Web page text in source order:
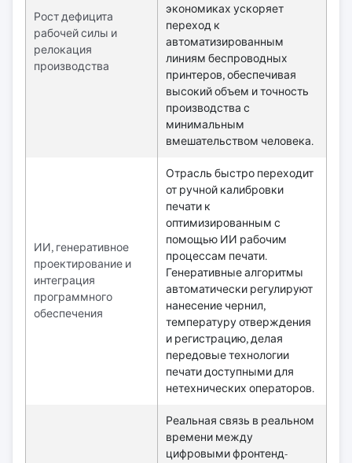
Рост дефицита
рабочей силы и
релокация
производства
экономиках ускоряет
переход к
автоматизированным
линиям беспроводных
принтеров, обеспечивая
высокий объем и точность
производства с
минимальным
вмешательством человека.
ИИ, генеративное
проектирование и
интеграция
программного
обеспечения
Отрасль быстро переходит
от ручной калибровки
печати к
оптимизированным с
помощью ИИ рабочим
процессам печати.
Генеративные алгоритмы
автоматически регулируют
нанесение чернил,
температуру отверждения
и регистрацию, делая
передовые технологии
печати доступными для
нетехнических операторов.
Реальная связь в реальном
времени между
цифровыми фронтенд-